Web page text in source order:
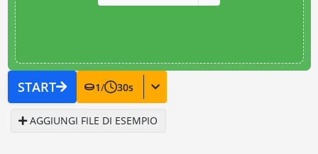
START 1/ 30s
AGGIUNGI FILE DI ESEMPIO